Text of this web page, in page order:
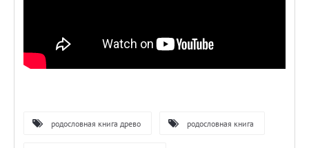
родословная книга древо родословная книга